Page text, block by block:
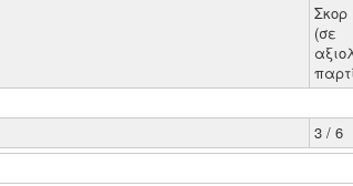
Σκορ
(σε
3 / 6